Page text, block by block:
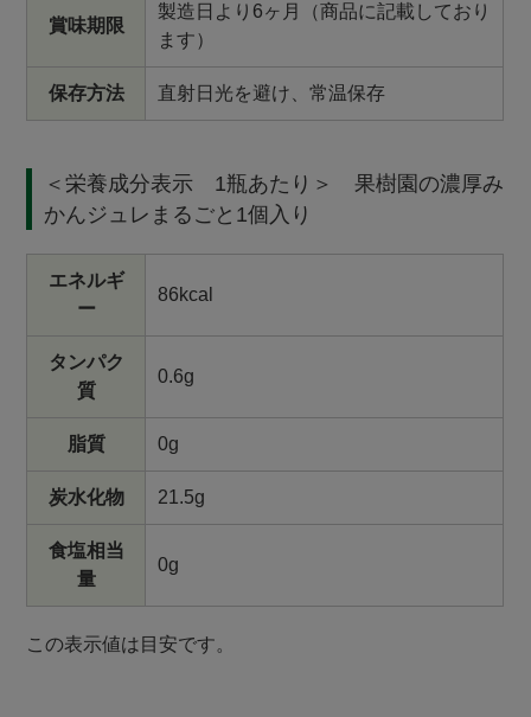
賞味期限
製造日より6ヶ月（商品に記載しており
ます）
保存方法 直射日光を避け、常温保存
＜栄養成分表示 1瓶あたり＞ 果樹園の濃厚み
かんジュレまるごと1個入り
エネルギ
ー
86kcal
タンパク
質
0.6g
脂質 0g
炭水化物 21.5g
食塩相当
量
0g
この表示値は目安です。